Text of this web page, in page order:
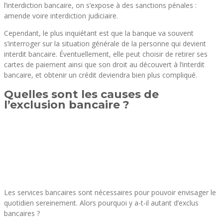
l’interdiction bancaire, on s’expose à des sanctions pénales :
amende voire interdiction judiciaire.
Cependant, le plus inquiétant est que la banque va souvent
s’interroger sur la situation générale de la personne qui devient
interdit bancaire. Éventuellement, elle peut choisir de retirer ses
cartes de paiement ainsi que son droit au découvert à l’interdit
bancaire, et obtenir un crédit deviendra bien plus compliqué.
Quelles sont les causes de
l’exclusion bancaire ?
Les services bancaires sont nécessaires pour pouvoir envisager le
quotidien sereinement. Alors pourquoi y a-t-il autant d’exclus
bancaires ?